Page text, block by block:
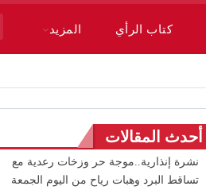
كتاب الرأي المزيد
أحدث المقالات
نشرة إنذارية..موجة حر وزخات رعدية مع
تساقط البرد وهبات رياح من اليوم الجمعة